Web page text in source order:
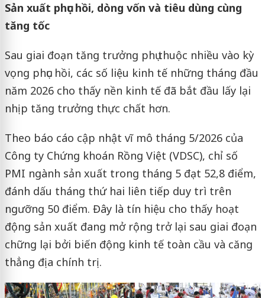
Sản xuất phục hồi, dòng vốn và tiêu dùng cùng
tăng tốc
Sau giai đoạn tăng trưởng phụ thuộc nhiều vào kỳ
vọng phục hồi, các số liệu kinh tế những tháng đầu
năm 2026 cho thấy nền kinh tế đã bắt đầu lấy lại
nhịp tăng trưởng thực chất hơn.
Theo báo cáo cập nhật vĩ mô tháng 5/2026 của
Công ty Chứng khoán Rồng Việt (VDSC), chỉ số
PMI ngành sản xuất trong tháng 5 đạt 52,8 điểm,
đánh dấu tháng thứ hai liên tiếp duy trì trên
ngưỡng 50 điểm. Đây là tín hiệu cho thấy hoạt
động sản xuất đang mở rộng trở lại sau giai đoạn
chững lại bởi biến động kinh tế toàn cầu và căng
thẳng địa chính trị.